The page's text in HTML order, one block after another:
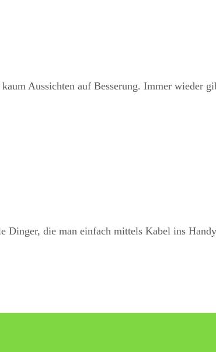
Aussichten auf Besserung. Immer wieder
die man einfach mittels Kabel ins